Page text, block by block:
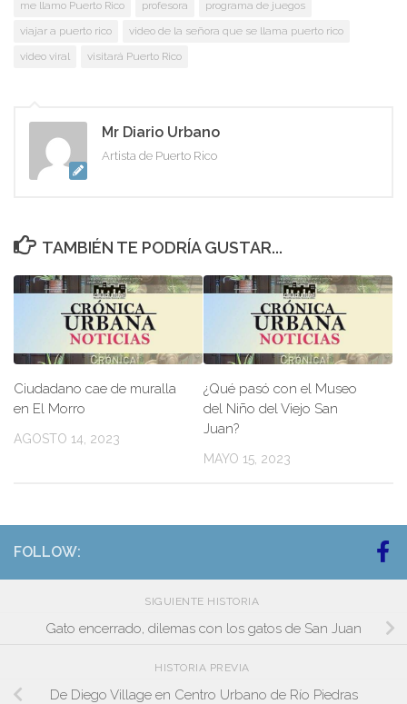
me llamo Puerto Rico
profesora
programa de juegos
viajar a puerto rico
video de la señora que se llama puerto rico
video viral
visitará Puerto Rico
Mr Diario Urbano
Artista de Puerto Rico
TAMBIÉN TE PODRÍA GUSTAR...
Ciudadano cae de muralla
en El Morro
AGOSTO 14, 2023
¿Qué pasó con el Museo
del Niño del Viejo San
Juan?
MAYO 15, 2023
FOLLOW:
SIGUIENTE HISTORIA
Gato encerrado, dilemas con los gatos de San Juan
HISTORIA PREVIA
De Diego Village en Centro Urbano de Río Piedras